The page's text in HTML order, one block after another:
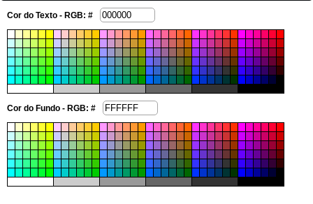
Cor do Texto - RGB: #
Cor do Fundo - RGB: #